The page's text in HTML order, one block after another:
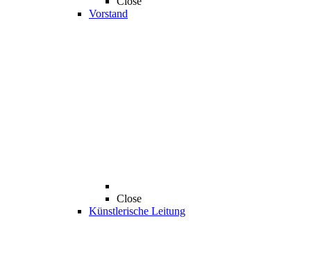
Vorstand
Close
Künstlerische Leitung